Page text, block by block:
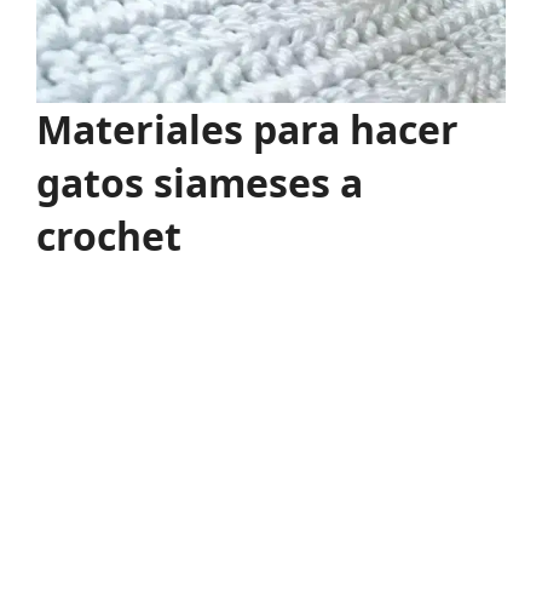
Materiales para hacer
gatos siameses a
crochet